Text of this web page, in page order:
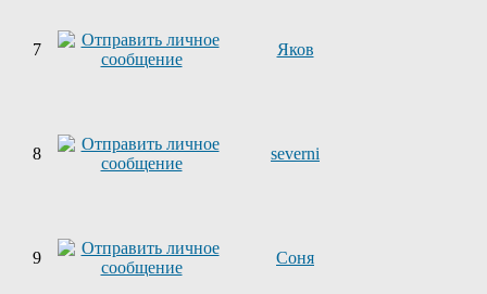
7 Яков
8 severni
9 Соня